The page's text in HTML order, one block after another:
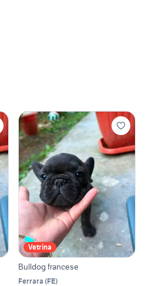
Vetrina
Bulldog francese
Ferrara (FE)